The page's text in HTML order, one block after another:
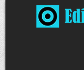
Skip
to
content